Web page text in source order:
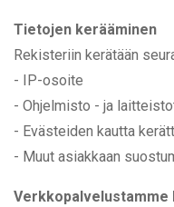
Tietojen kerääminen
Rekisteriin kerätään
- IP-osoite
- Ohjelmisto - ja
- Evästeiden kautta
- Muut asiakkaan